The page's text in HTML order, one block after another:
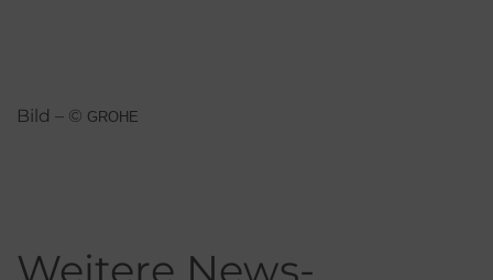
Bild – © GROHE
Weitere News-